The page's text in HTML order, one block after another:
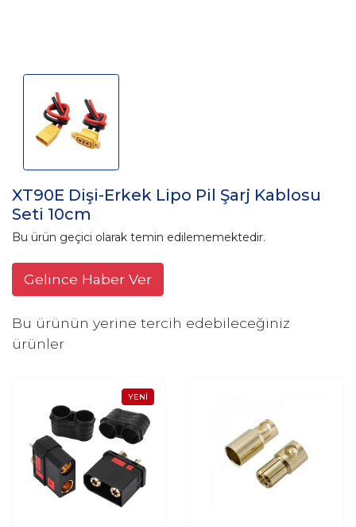
XT90E Dişi-Erkek Lipo Pil Şarj Kablosu
Seti 10cm
Bu ürün geçici olarak temin edilememektedir.
Gelince Haber Ver
Bu ürünün yerine tercih edebileceğiniz
ürünler